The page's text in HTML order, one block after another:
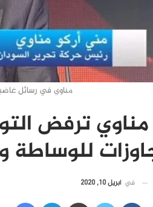
مناوي في رسائل
ترفض
للوساطة
في أبريل 10, 2020